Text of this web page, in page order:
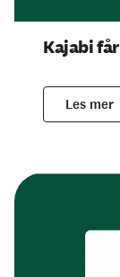
Kajabi
Les mer